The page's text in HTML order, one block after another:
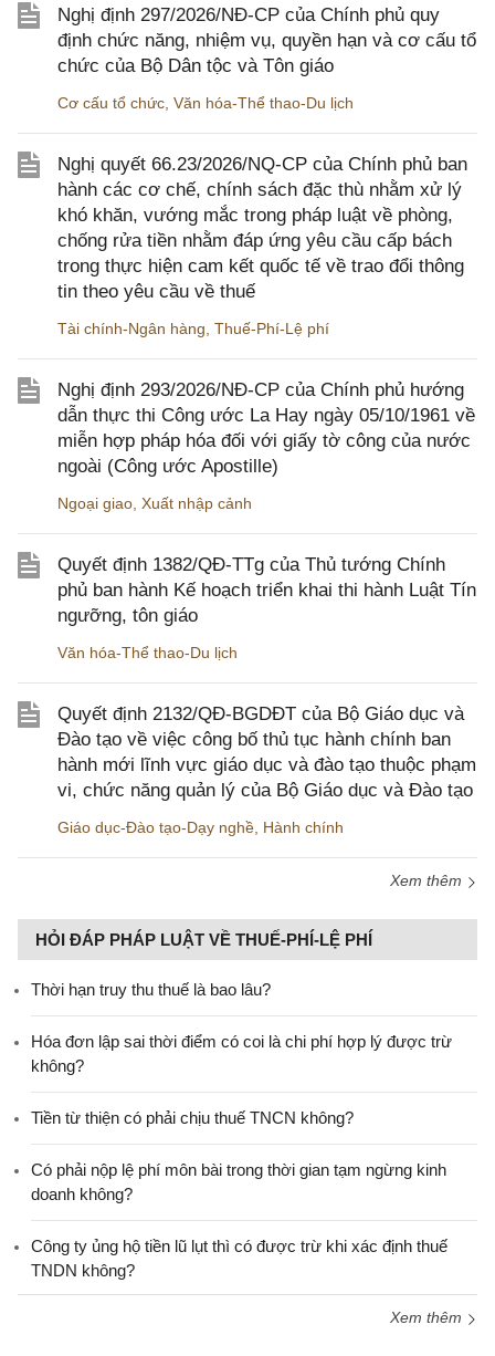
Nghị định 297/2026/NĐ-CP của Chính phủ quy
định chức năng, nhiệm vụ, quyền hạn và cơ cấu tổ
chức của Bộ Dân tộc và Tôn giáo
Cơ cấu tổ chức, Văn hóa-Thể thao-Du lịch
Nghị quyết 66.23/2026/NQ-CP của Chính phủ ban
hành các cơ chế, chính sách đặc thù nhằm xử lý
khó khăn, vướng mắc trong pháp luật về phòng,
chống rửa tiền nhằm đáp ứng yêu cầu cấp bách
trong thực hiện cam kết quốc tế về trao đổi thông
tin theo yêu cầu về thuế
Tài chính-Ngân hàng, Thuế-Phí-Lệ phí
Nghị định 293/2026/NĐ-CP của Chính phủ hướng
dẫn thực thi Công ước La Hay ngày 05/10/1961 về
miễn hợp pháp hóa đối với giấy tờ công của nước
ngoài (Công ước Apostille)
Ngoại giao, Xuất nhập cảnh
Quyết định 1382/QĐ-TTg của Thủ tướng Chính
phủ ban hành Kế hoạch triển khai thi hành Luật Tín
ngưỡng, tôn giáo
Văn hóa-Thể thao-Du lịch
Quyết định 2132/QĐ-BGDĐT của Bộ Giáo dục và
Đào tạo về việc công bố thủ tục hành chính ban
hành mới lĩnh vực giáo dục và đào tạo thuộc phạm
vi, chức năng quản lý của Bộ Giáo dục và Đào tạo
Giáo dục-Đào tạo-Dạy nghề, Hành chính
Xem thêm
HỎI ĐÁP PHÁP LUẬT VỀ THUẾ-PHÍ-LỆ PHÍ
Thời hạn truy thu thuế là bao lâu?
Hóa đơn lập sai thời điểm có coi là chi phí hợp lý được trừ
không?
Tiền từ thiện có phải chịu thuế TNCN không?
Có phải nộp lệ phí môn bài trong thời gian tạm ngừng kinh
doanh không?
Công ty ủng hộ tiền lũ lụt thì có được trừ khi xác định thuế
TNDN không?
Xem thêm